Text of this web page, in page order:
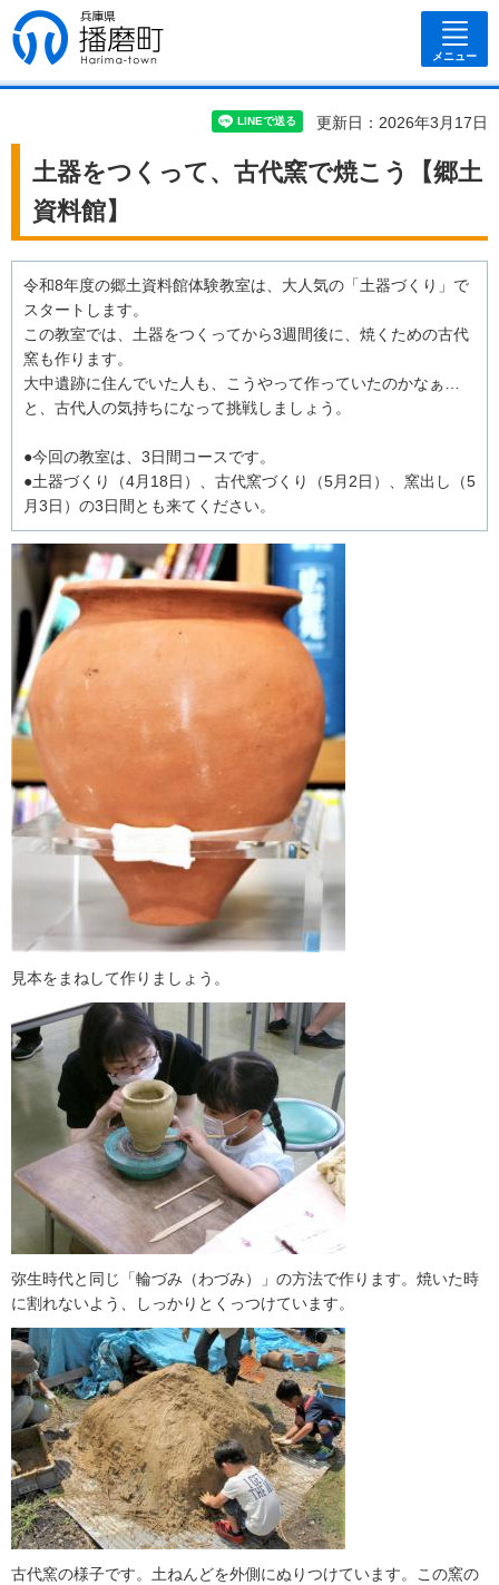
兵庫県 播磨
町
メニュー
更新日：2026年3月17日
土器をつくって、古代窯で焼こう【郷土
資料館】
令和8年度の郷土資料館体験教室は、大人気の「土器づくり」で
スタートします。
この教室では、土器をつくってから3週間後に、焼くための古代
窯も作ります。
大中遺跡に住んでいた人も、こうやって作っていたのかなぁ…
と、古代人の気持ちになって挑戦しましょう。
●今回の教室は、3日間コースです。
●土器づくり（4月18日）、古代窯づくり（5月2日）、窯出し（5
月3日）の3日間とも来てください。
見本をまねして作りましょう。
弥生時代と同じ「輪づみ（わづみ）」の方法で作ります。焼いた時
に割れないよう、しっかりとくっつけています。
古代窯の様子です。土ねんどを外側にぬりつけています。この窯の